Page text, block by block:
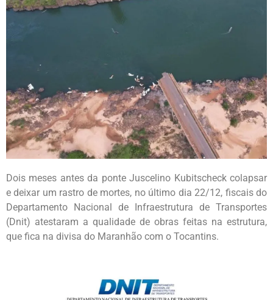
Dois meses antes da ponte Juscelino Kubitscheck colapsar
e deixar um rastro de mortes, no último dia 22/12, fiscais do
Departamento Nacional de Infraestrutura de Transportes
(Dnit) atestaram a qualidade de obras feitas na estrutura,
que fica na divisa do Maranhão com o Tocantins.